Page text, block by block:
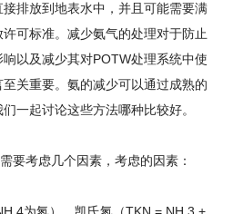
排放到地表水中，并且可能需要满
可标准。减少氨气的处理对于防止
以及减少其对POTW处理系统中使
关重要。氨的减少可以通过成熟的
一起讨论这些方法哪种比较好。
考虑几个因素，考虑的因素：